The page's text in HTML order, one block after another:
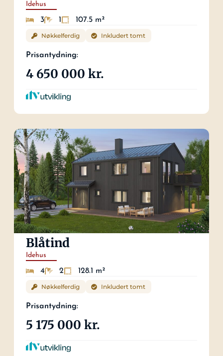
Idehus
3 1 107.5 m²
Nøkkelferdig Inkludert tomt
Prisantydning:
4 650 000 kr.
Blåtind
Idehus
4 2 128.1 m²
Nøkkelferdig Inkludert tomt
Prisantydning:
5 175 000 kr.